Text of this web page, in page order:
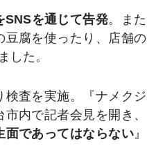
SNSを通じて告発。また
豆腐を使ったり、店舗の
した。
査を実施。『ナメクジ
内で記者会見を開き、
面であってはならない 』